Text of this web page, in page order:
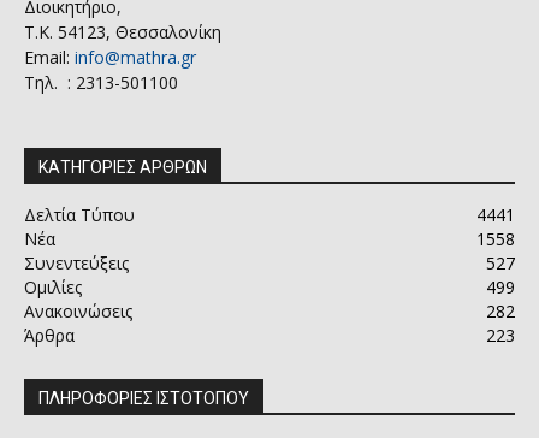
Διοικητήριο,
Τ.Κ. 54123, Θεσσαλονίκη
Email: info@mathra.gr
Τηλ. : 2313-501100
ΚΑΤΗΓΟΡΙΕΣ ΑΡΘΡΩΝ
Δελτία Τύπου
4441
Νέα
1558
Συνεντεύξεις
527
Ομιλίες
499
Ανακοινώσεις
282
Άρθρα
223
ΠΛΗΡΟΦΟΡΙΕΣ ΙΣΤΟΤΟΠΟΥ